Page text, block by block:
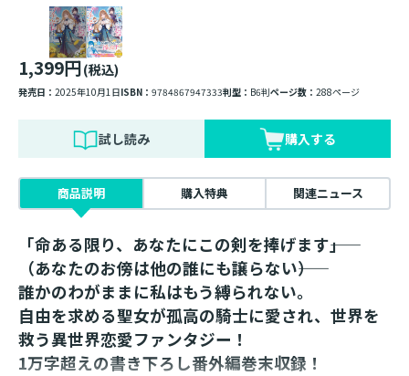
1,399円(税込)
発売日： 2025年10月1日ISBN： 9784867947333判型： B6判ページ数： 288ページ
試し読み 購入する
商品説明 購入特典 関連ニュース
「命ある限り、あなたにこの剣を捧げます――」
（あなたのお傍は他の誰にも譲らない――）
誰かのわがままに私はもう縛られない。
自由を求める聖女が孤高の騎士に愛され、世界を
救う異世界恋愛ファンタジー！
1万字超えの書き下ろし番外編巻末収録！